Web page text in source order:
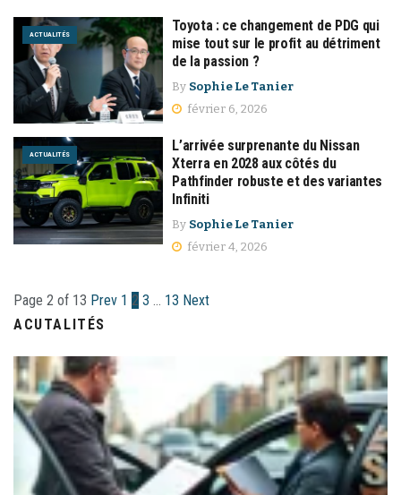
ACTUALITÉS
Toyota : ce changement de PDG qui
mise tout sur le profit au détriment
de la passion ?
By Sophie Le Tanier
février 6, 2026
ACTUALITÉS
L’arrivée surprenante du Nissan
Xterra en 2028 aux côtés du
Pathfinder robuste et des variantes
Infiniti
By Sophie Le Tanier
février 4, 2026
Page 2 of 13 Prev 1 2 3 … 13 Next
ACUTALITÉS